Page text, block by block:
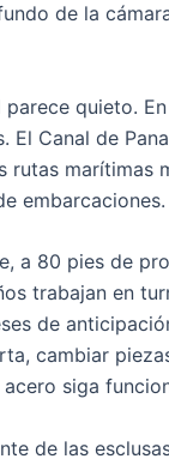
de la
parece quieto.
El Canal de
rutas
embarcaciones.
a 80 pies de
trabajan en
de
cambiar
siga
de las